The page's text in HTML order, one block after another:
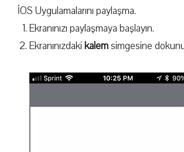
İOS Uygulamalarını paylaşma.
Ekranınızı paylaşmaya başlayın.
Ekranınızdaki kalemsimgesine